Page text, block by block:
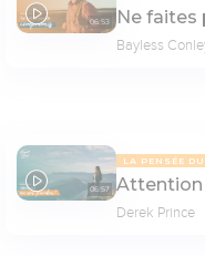
06:53 Ne faites
Bayless
06:57
LA PENSÉE
Attention
Derek Prince